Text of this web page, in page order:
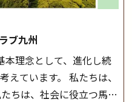
ブ九州
本理念として、進化し続
えています。 私たちは、
ちは、社会に役立つ馬を